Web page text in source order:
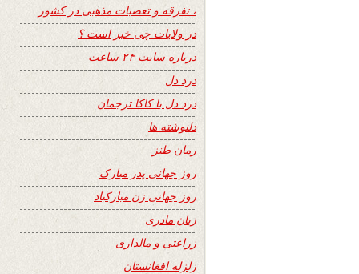
، تفرقه و تعصبات مذهبی در کشور
در ولایات چی خبر است ؟
درباره سایت ۲۴ ساعت
درد دل
درد دل با کاکا ترجمان
دلنوشته ها
رمان طنز
روز جهانی پدر مبارک
روز جهانی زن مبارکباد
زبان مادری
زراعتی و مالداری
زلزله افغانستان